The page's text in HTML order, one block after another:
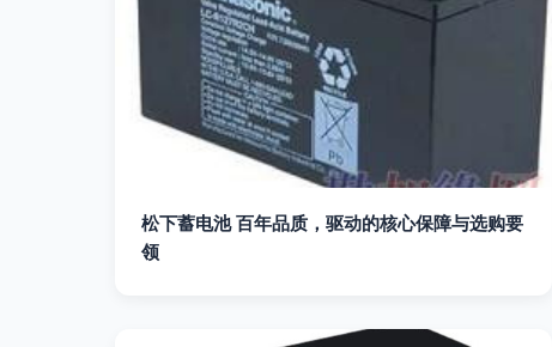
松下蓄电池 百年品质，驱动的核心保障与选购要
领